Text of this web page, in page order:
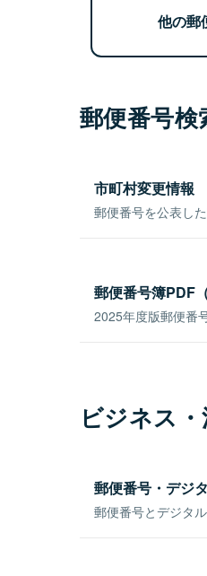
他の郵
郵便番号
市町村変更情報
郵便番号を公表し
郵便番号簿PDF
2025年度版郵便番
ビジネス
郵便番号・デジ
郵便番号とデジタ